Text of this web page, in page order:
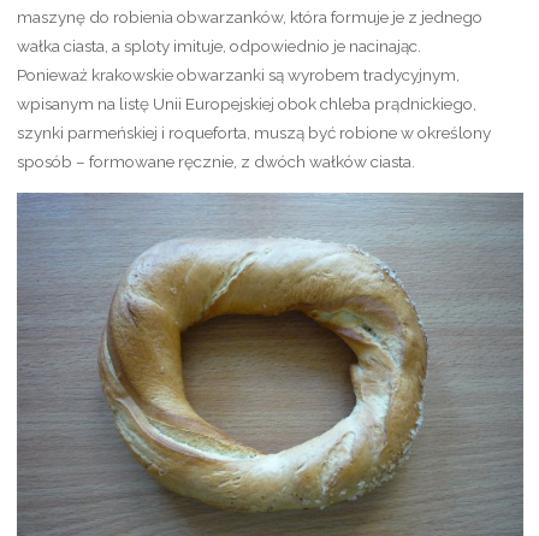
maszynę do robienia obwarzanków, która formuje je z jednego
wałka ciasta, a sploty imituje, odpowiednio je nacinając.
Ponieważ krakowskie obwarzanki są wyrobem tradycyjnym,
wpisanym na listę Unii Europejskiej obok chleba prądnickiego,
szynki parmeńskiej i roqueforta, muszą być robione w określony
sposób – formowane ręcznie, z dwóch wałków ciasta.